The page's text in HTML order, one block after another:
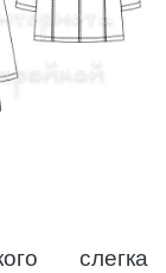
слегка